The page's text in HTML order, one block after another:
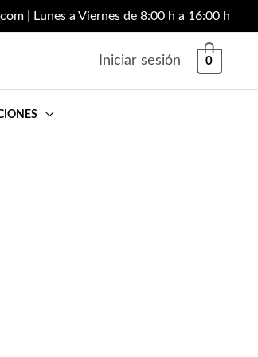
| Lunes a Viernes de 8:00 h a 16:00 h
Iniciar sesión 0